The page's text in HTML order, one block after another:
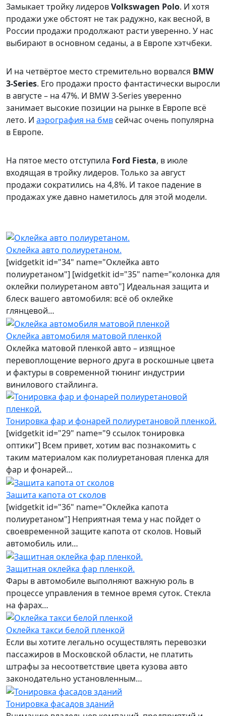
Замыкает тройку лидеровVolkswagen Polo. И хотя
продажи уже обстоят не так радужно, как весной, в
России продажи продолжают расти уверенно. У нас
выбирают в основном седаны, а в Европе хэтчбеки.
И на четвёртое место стремительно ворвался BMW
3-Series. Его продажи просто фантастически выросли
в августе – на 47%. И BMW 3-Series уверенно
занимает высокие позиции на рынке в Европе всё
лето. И аэрография на бмв сейчас очень популярна
в Европе.
На пятое место отступила Ford Fiesta, в июле
входящая в тройку лидеров. Только за август
продажи сократились на 4,8%. И такое падение в
продажах уже давно наметилось для этой модели.
Оклейка авто полиуретаном.
[widgetkit id="34" name="Оклейка авто
полиуретаном"] [widgetkit id="35" name="колонка для
оклейки полиуретаном авто"] Идеальная защита и
блеск вашего автомобиля: всё об оклейке
глянцевой…
Оклейка автомобиля матовой пленкой
Оклейка матовой пленкой авто – изящное
перевоплощение верного друга в роскошные цвета
и фактуры в современной тюнинг индустрии
винилового стайлинга.
Тонировка фар и фонарей полиуретановой пленкой.
[widgetkit id="29" name="9 ссылок тонировка
оптики"] Всем привет, хотим вас познакомить с
таким материалом как полиуретановая пленка для
фар и фонарей…
Защита капота от сколов
[widgetkit id="36" name="Оклейка капота
полиуретаном"] Неприятная тема у нас пойдет о
своевременной защите капота от сколов. Новый
автомобиль или…
Защитная оклейка фар пленкой.
Фары в автомобиле выполняют важную роль в
процессе управления в темное время суток. Стекла
на фарах…
Оклейка такси белой пленкой
Если вы хотите легально осуществлять перевозки
пассажиров в Московской области, не платить
штрафы за несоответствие цвета кузова авто
законодательно установленным…
Тонировка фасадов зданий